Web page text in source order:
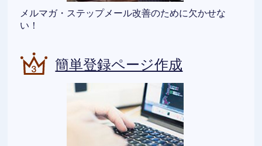
メルマガ・ステップメール改善のために欠かせな
い！
簡単登録ページ作成